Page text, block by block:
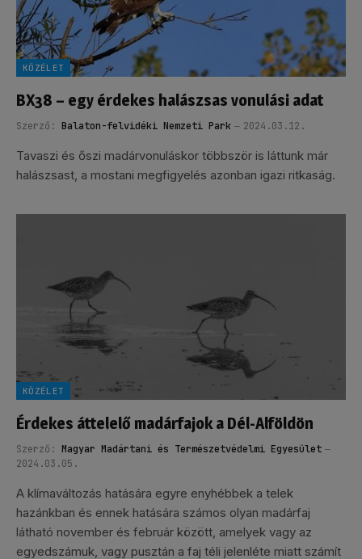
KÖZÉLET
BX38 – egy érdekes halászsas vonulási adat
Szerző: Balaton-felvidéki Nemzeti Park 2024.03.12.
Tavaszi és őszi madárvonuláskor többször is láttunk már
halászsast, a mostani megfigyelés azonban igazi ritkaság.
KÖZÉLET
Érdekes áttelelő madárfajok a Dél-Alföldön
Szerző: Magyar Madártani és Természetvédelmi Egyesület
2024.03.05.
A klímaváltozás hatására egyre enyhébbek a telek
hazánkban és ennek hatására számos olyan madárfaj
látható november és február között, amelyek vagy az
egyedszámuk, vagy pusztán a faj téli jelenléte miatt számít